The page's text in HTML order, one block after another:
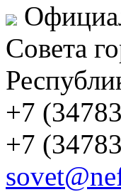
Совета
+7
+7